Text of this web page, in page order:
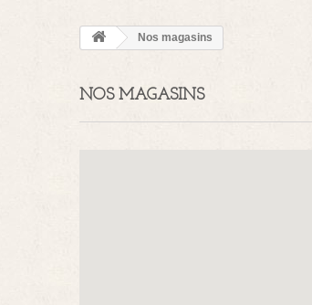
Nos magasins
NOS MAGASINS